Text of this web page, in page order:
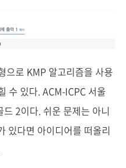
으로 KMP 알고리즘을 사용
수 있다. ACM-ICPC 서울
2이다. 쉬운 문제는 아니
있다면 아이디어를 떠올리